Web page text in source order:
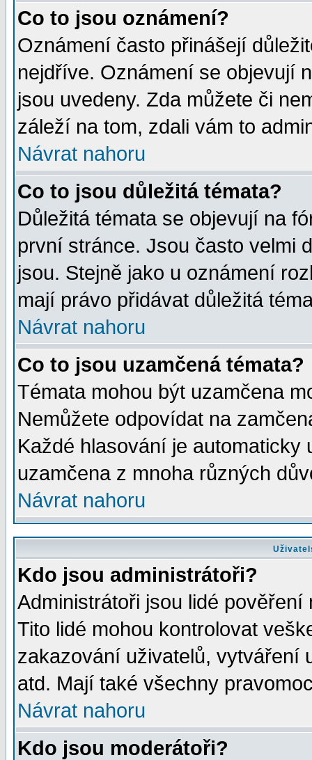
Co to jsou oznámení?
Oznámení často přinášejí
nejdříve. Oznámení se objevují
jsou uvedeny. Zda můžete či
záleží na tom, zdali vám to
Návrat nahoru
Co to jsou důležitá témata?
Důležitá témata se objevují na
první stránce. Jsou často velmi
jsou. Stejně jako u oznámení
mají právo přidávat důležitá
Návrat nahoru
Co to jsou uzamčená témata?
Témata mohou být uzamčena
Nemůžete odpovídat na
Každé hlasování je automaticky
uzamčena z mnoha různých
Návrat nahoru
Kdo jsou administrátoři?
Administrátoři jsou lidé
Tito lidé mohou kontrolovat
zakazování uživatelů, vytváření
atd. Mají také všechny
Návrat nahoru
Kdo jsou moderátoři?